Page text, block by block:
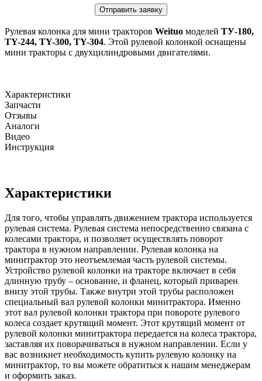
Отправить заявку
Рулевая колонка для мини тракторов Weituo моделей ТУ-180,
TY-244, TY-300, TY-304. Этой рулевой колонкой оснащены
мини тракторы с двухцилиндровыми двигателями.
Характеристики
Запчасти
Отзывы
Аналоги
Видео
Инструкция
Характеристики
Для того, чтобы управлять движением трактора используется
рулевая система. Рулевая система непосредственно связана с
колесами трактора, и позволяет осуществлять поворот
трактора в нужном направлении. Рулевая колонка на
минитрактор это неотъемлемая часть рулевой системы.
Устройство рулевой колонки на тракторе включает в себя
длинную трубу – основание, и фланец, который приварен
внизу этой трубы. Также внутри этой трубы расположен
специальный вал рулевой колонки минитрактора. Именно
этот вал рулевой колонки трактора при повороте рулевого
колеса создает крутящий момент. Этот крутящий момент от
рулевой колонки минитрактора передается на колеса трактора,
заставляя их поворачиваться в нужном направлении. Если у
вас возникнет необходимость купить рулевую колонку на
минитрактор, то вы можете обратиться к нашим менеджерам
и оформить заказ.